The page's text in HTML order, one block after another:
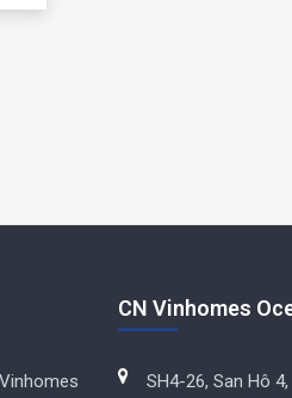
CN Vinhomes
SH4-26, San Hô